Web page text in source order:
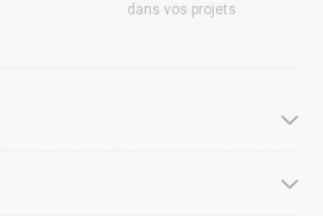
dans vos projets